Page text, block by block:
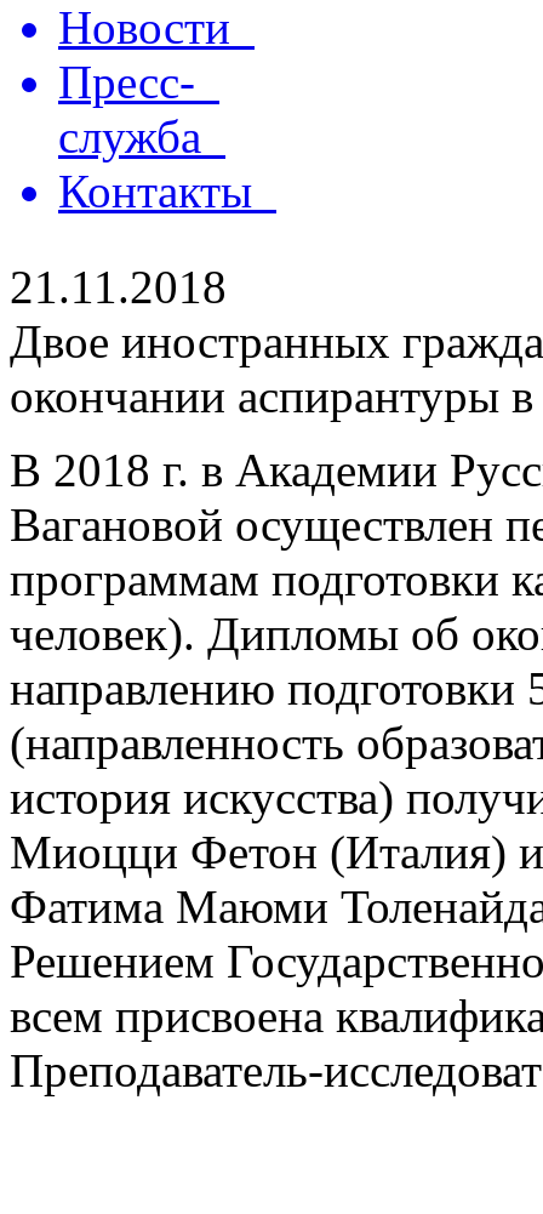
Новости
Пресс-
служба
Контакты
21.11.2018
Двое иностранных
окончании аспирантуры
В 2018 г. в Академии
Вагановой осуществлен
программам подготовки
человек). Дипломы об
направлению подготовки
(направленность
история искусства)
Миоцци Фетон (Италия)
Фатима Маюми
Решением
всем присвоена
Преподаватель-